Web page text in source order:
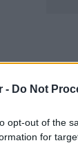
- Do Not
opt-out of the
for
του
ανέφερε,